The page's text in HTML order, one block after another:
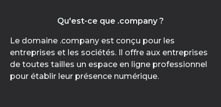
Qu'est-ce que .company ?
Le domaine .company est conçu pour les
entreprises et les sociétés. Il offre aux entreprises
de toutes tailles un espace en ligne professionnel
pour établir leur présence numérique.